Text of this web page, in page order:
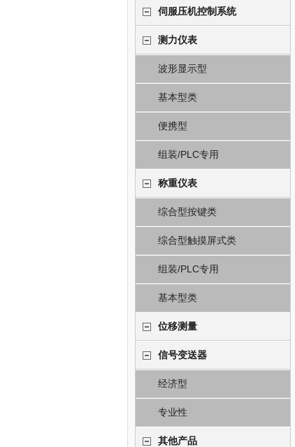
伺服压机控制系统
测力仪表
波形显示型
基本型类
便携型
组装/PLC专用
称重仪表
综合型按键类
综合型触摸屏式类
组装/PLC专用
基本型类
位移测量
信号变送器
经济型
专业性
其他产品